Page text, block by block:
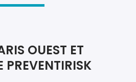
OUEST ET
PREVENTIRISK